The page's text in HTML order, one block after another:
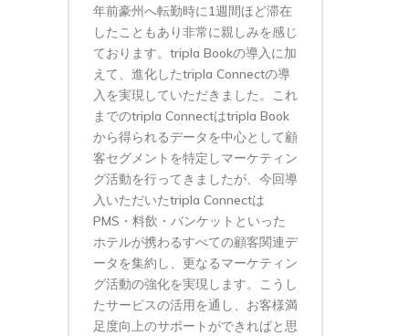
年前豪州へ転勤時に1週間ほど滞在
したこともあり非常に親しみを感じ
ております。tripla Bookの導入に加
えて、進化したtripla Connectの導
入を実現していただきました。これ
までのtripla Connectはtripla Book
から得られるデータを中心として顧
客セグメントを特定しマーケティン
グ活動を行ってきましたが、今回導
入いただいたtripla Connectは
PMS・料飲・バンケットといった
ホテルが携わるすべての顧客関連デ
ータを集約し、更なるマーケティン
グ活動の強化を実現します。こうし
たサービスの活用を通し、お客様満
足度向上のサポートができればと思